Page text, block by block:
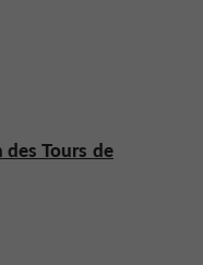
Tours de